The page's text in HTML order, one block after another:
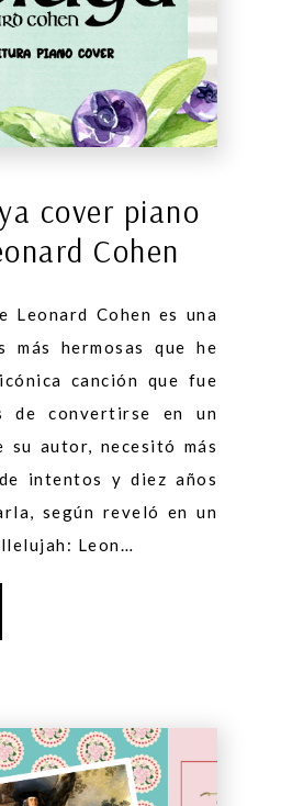
cover piano
Cohen
Leonard Cohen es una
más hermosas que he
canción que fue
de convertirse en un
su autor, necesitó más
intentos y diez años
según reveló en un
Leon…